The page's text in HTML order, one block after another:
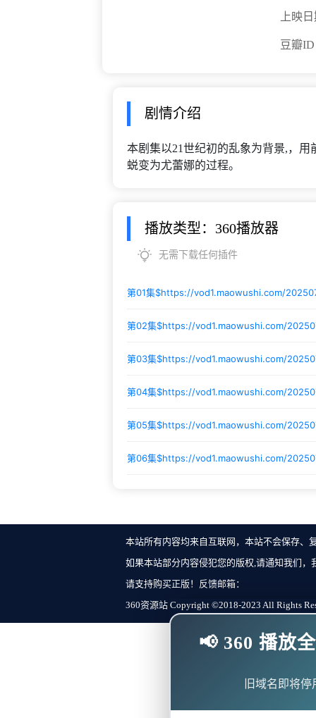
上映
豆瓣
剧情介绍
本剧集以21世纪初的乱象为背景,，
蜕变为尤蕾娜的过程。
播放类型：360播放器
无需下载任何插件
第01集$https://vod1.maowushi.com/
第02集$https://vod1.maowushi.com/
第03集$https://vod1.maowushi.com/
第04集$https://vod1.maowushi.com/
第05集$https://vod1.maowushi.com/
第06集$https://vod1.maowushi.com/
本站所有内容均来自互联网，本站不会保存、
如果本站部分内容侵犯您的版权,请通知我们
请支持购买正版！反馈邮箱：
360资源站 Copyright ©2018-2023 All Rights
📢 360 播放
旧域名即将